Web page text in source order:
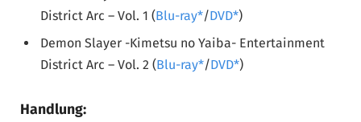
District Arc – Vol. 1 (Blu-ray /DVD )
Demon Slayer -Kimetsu no Yaiba- Entertainment
District Arc – Vol. 2 (Blu-ray /DVD )
Handlung: